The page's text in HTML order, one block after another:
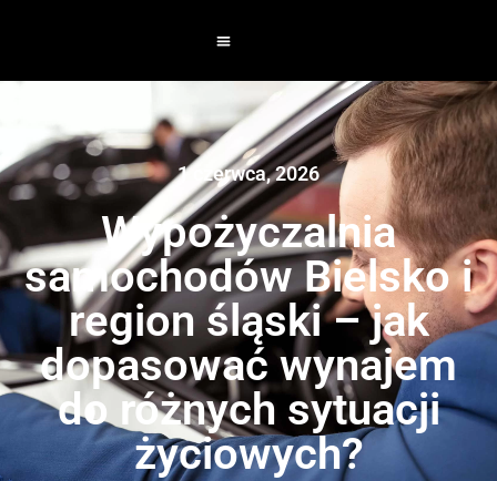
1 czerwca, 2026
Wypożyczalnia
samochodów Bielsko i
region śląski – jak
dopasować wynajem
do różnych sytuacji
życiowych?